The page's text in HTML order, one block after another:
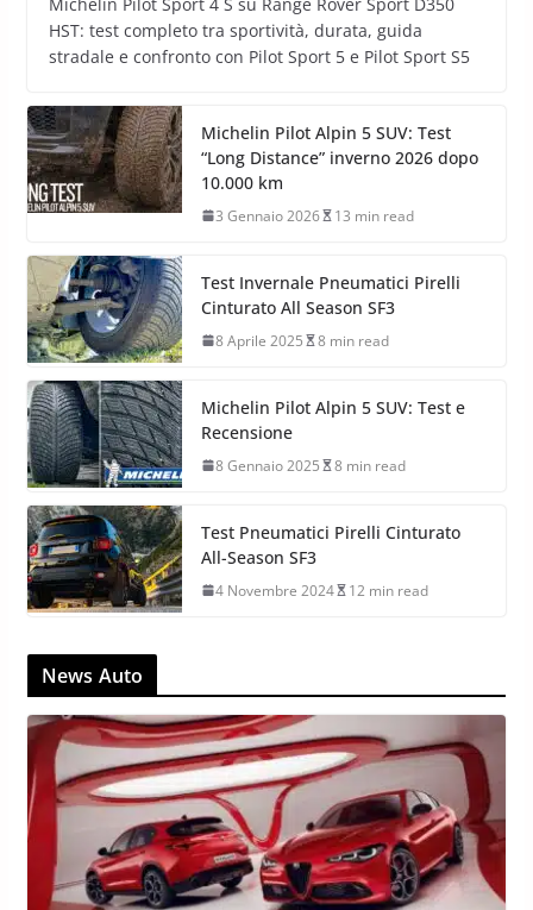
HST: test completo tra sportività, durata, guida
stradale e confronto con Pilot Sport 5 e Pilot Sport S5
Michelin Pilot Alpin 5 SUV: Test
“Long Distance” inverno 2026 dopo
10.000 km
3 Gennaio 2026 13 min read
Test Invernale Pneumatici Pirelli
Cinturato All Season SF3
8 Aprile 2025 8 min read
Michelin Pilot Alpin 5 SUV: Test e
Recensione
8 Gennaio 2025 8 min read
Test Pneumatici Pirelli Cinturato
All-Season SF3
4 Novembre 2024 12 min read
News Auto